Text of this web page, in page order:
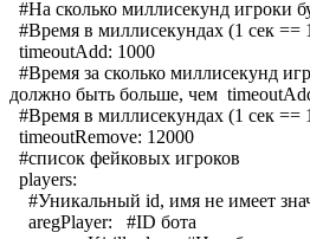
#На сколько миллисекунд игроки
#Время в миллисекундах (1 сек ==
timeoutAdd: 1000
#Время за сколько миллисекунд
должно быть больше, чем
#Время в миллисекундах (1 сек ==
timeoutRemove: 12000
#список фейковых игроков
players:
#Уникальный id, имя не имеет
aregPlayer: #ID бота